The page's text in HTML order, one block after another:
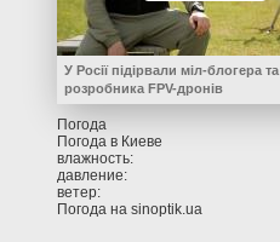
У Росії підірвали міл-блогера та
розробника FPV-дронів
Погода
Погода в Киеве
влажность:
давление:
ветер:
Погода на sinoptik.ua